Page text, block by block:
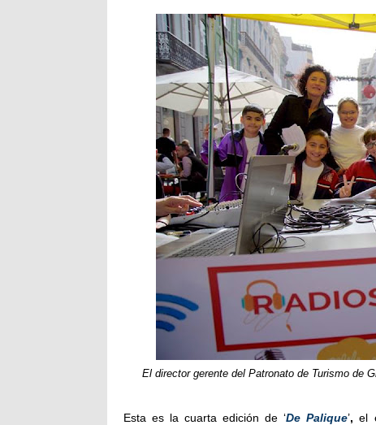
El director gerente del Patronato de Turismo de
Esta es la cuarta edición de ‘De Palique’, el